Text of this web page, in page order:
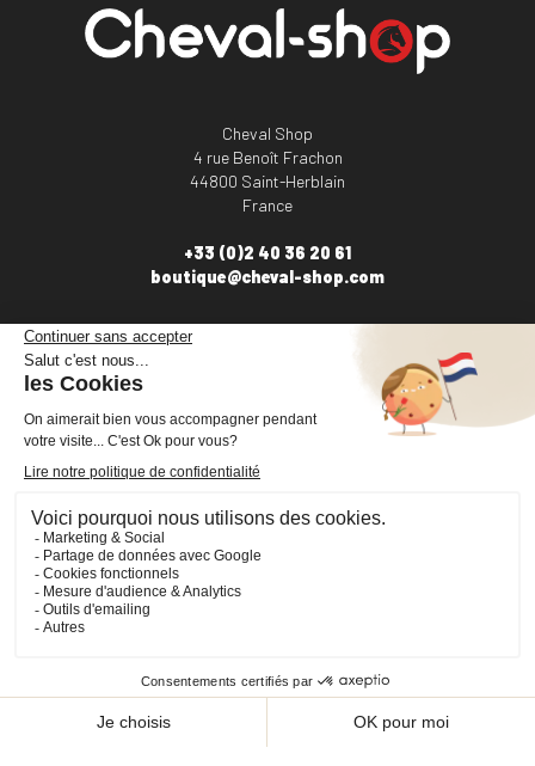
Cheval Shop
4 rue Benoît Frachon
44800 Saint-Herblain
France
+33 (0)2 40 36 20 61
boutique@cheval-shop.com
VOTRE COMPTE
INFORMATIONS
NOS SERVICES
Plan du site Cookies
© 2026 - CHEVAL SHOP